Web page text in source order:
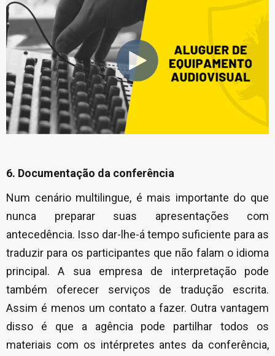
6. Documentação da conferência
Num cenário multilingue, é mais importante do que
nunca preparar suas apresentações com
antecedência. Isso dar-lhe-á tempo suficiente para as
traduzir para os participantes que não falam o idioma
principal. A sua empresa de interpretação pode
também oferecer serviços de tradução escrita.
Assim é menos um contato a fazer. Outra vantagem
disso é que a agência pode partilhar todos os
materiais com os intérpretes antes da conferência,